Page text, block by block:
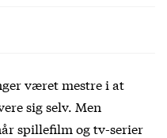
været mestre i at
sig selv. Men
spillefilm og tv-serier